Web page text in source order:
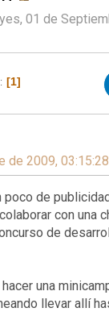
01 de
1
de 2009,
poco de
con una
de
una
llevar allí